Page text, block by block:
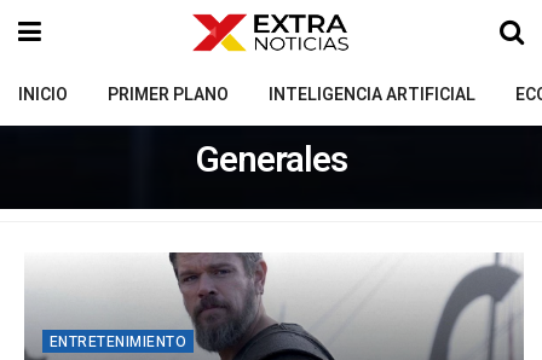
INICIO PRIMER PLANO INTELIGENCIA ARTIFICIAL
Generales
ENTRETENIMIENTO